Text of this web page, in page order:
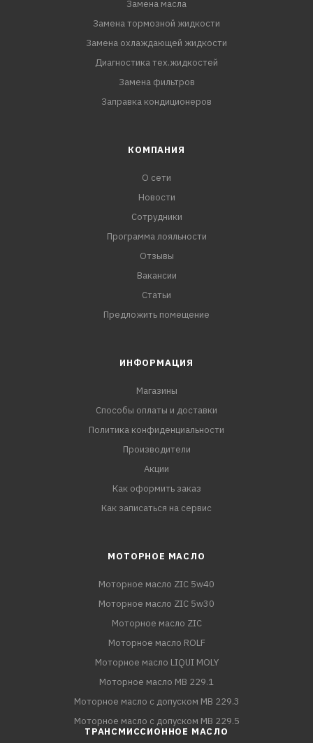
Замена масла
Замена тормозной жидкости
Замена охлаждающей жидкости
Диагностика тех.жидкостей
Замена фильтров
Заправка кондиционеров
КОМПАНИЯ
О сети
Новости
Сотрудники
Программа лояльности
Отзывы
Вакансии
Статьи
Предложить помещение
ИНФОРМАЦИЯ
Магазины
Способы оплаты и доставки
Политика конфиденциальности
Производители
Акции
Как оформить заказ
Как записаться на сервис
МОТОРНОЕ МАСЛО
Моторное масло ZIC 5w40
Моторное масло ZIC 5w30
Моторное масло ZIC
Моторное масло ROLF
Моторное масло LIQUI MOLY
Моторное масло MB 229.1
Моторное масло с допуском MB 229.3
Моторное масло с допуском MB 229.5
ТРАНСМИССИОННОЕ МАСЛО